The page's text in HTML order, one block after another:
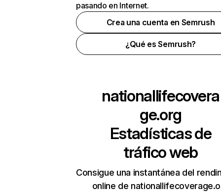
pasando en Internet.
Crea una cuenta en Semrush
¿Qué es Semrush?
nationallifecovera
ge.org
Estadísticas de
tráfico web
Consigue una instantánea del
online de